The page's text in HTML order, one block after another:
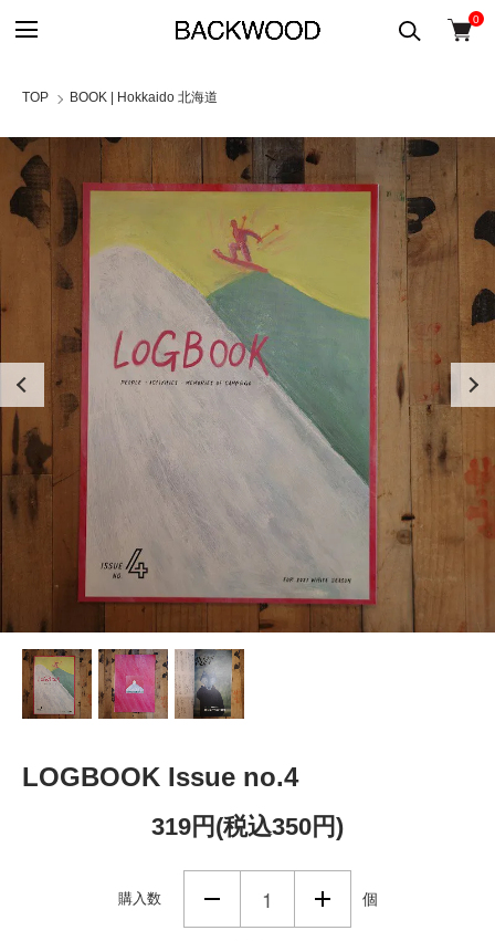
0
TOP BOOK | Hokkaido 北海道
LOGBOOK Issue no.4
319円(税込350円)
購入数 個